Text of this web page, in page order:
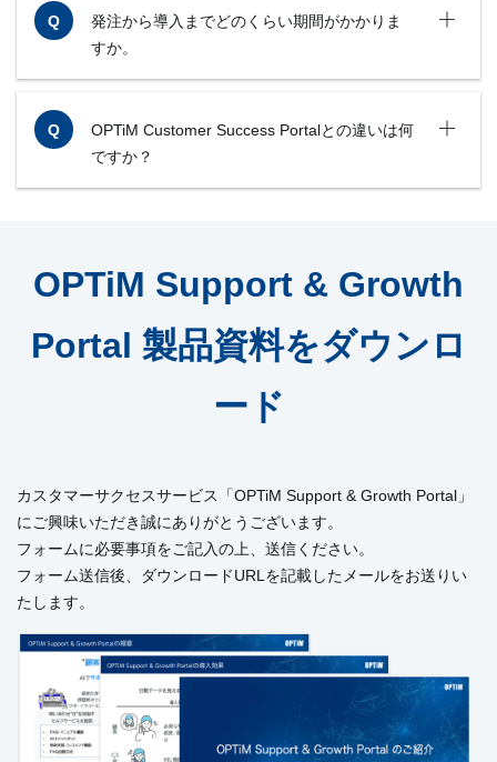
発注から導入までどのくらい期間がかかりま
すか。
OPTiM Customer Success Portalとの違いは何
ですか？
OPTiM Support & Growth
Portal 製品資料をダウンロ
ード
カスタマーサクセスサービス「OPTiM Support & Growth Portal」
にご興味いただき誠にありがとうございます。
フォームに必要事項をご記入の上、送信ください。
フォーム送信後、ダウンロードURLを記載したメールをお送りい
たします。